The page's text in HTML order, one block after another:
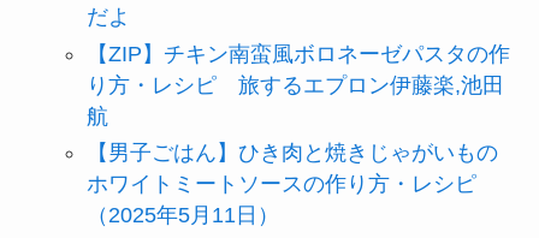
だよ
【ZIP】チキン南蛮風ボロネーゼパスタの作
り方・レシピ 旅するエプロン伊藤楽,池田
航
【男子ごはん】ひき肉と焼きじゃがいもの
ホワイトミートソースの作り方・レシピ
（2025年5月11日）